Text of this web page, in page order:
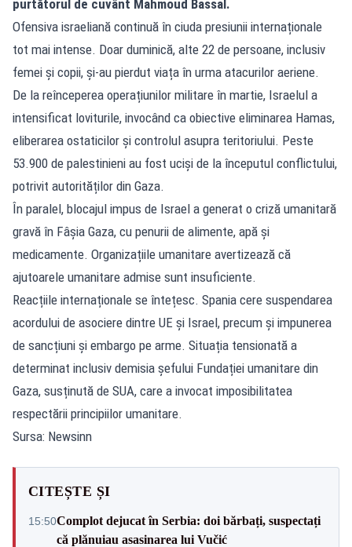
purtătorul de cuvânt Mahmoud Bassal.
Ofensiva israeliană continuă în ciuda presiunii internaționale
tot mai intense. Doar duminică, alte 22 de persoane, inclusiv
femei și copii, și-au pierdut viața în urma atacurilor aeriene.
De la reînceperea operațiunilor militare în martie, Israelul a
intensificat loviturile, invocând ca obiective eliminarea Hamas,
eliberarea ostaticilor și controlul asupra teritoriului. Peste
53.900 de palestinieni au fost uciși de la începutul conflictului,
potrivit autorităților din Gaza.
În paralel, blocajul impus de Israel a generat o criză umanitară
gravă în Fâșia Gaza, cu penurii de alimente, apă și
medicamente. Organizațiile umanitare avertizează că
ajutoarele umanitare admise sunt insuficiente.
Reacțiile internaționale se întețesc. Spania cere suspendarea
acordului de asociere dintre UE și Israel, precum și impunerea
de sancțiuni și embargo pe arme. Situația tensionată a
determinat inclusiv demisia șefului Fundației umanitare din
Gaza, susținută de SUA, care a invocat imposibilitatea
respectării principiilor umanitare.
Sursa: Newsinn
CITEȘTE ȘI
15:50Complot dejucat în Serbia: doi bărbați, suspectați
că plănuiau asasinarea lui Vučić